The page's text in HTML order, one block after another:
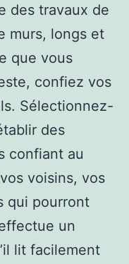
des travaux de
murs, longs et
que vous
confiez vos
Sélectionnez-
des
confiant au
voisins, vos
qui pourront
un
lit facilement